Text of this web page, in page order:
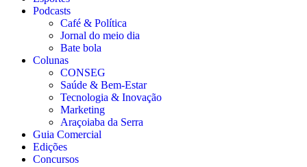
Podcasts
Café & Política
Jornal do meio dia
Bate bola
Colunas
CONSEG
Saúde & Bem-Estar
Tecnologia & Inovação
Marketing
Araçoiaba da Serra
Guia Comercial
Edições
Concursos